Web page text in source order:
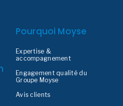
Pourquoi Moyse
Expertise &
accompagnement
Engagement qualité du
Groupe Moyse
Avis clients